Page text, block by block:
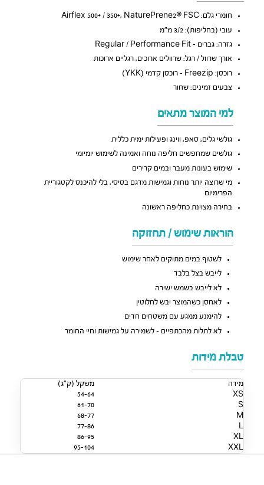
חומרי גלם: Airflex 500+ / 350+, NaturePrene2® FSC
עובי (בחליפות): 3/2 מ״מ
גזרה: גברים – Regular / Performance Fit
אורך שרוול / רגל: שרוולים ארוכים, רגליים ארוכות
רוכסן: Freezip – רוכסן קדמי (YKK)
צבעים זמינים: שחור
למי המוצר מתאים
גולשי גלים, סאפ, ווינג ופעילות ימית כללית
גולשים שמחפשים חליפה נוחה ואמינה לשימוש יומיומי
שימוש בעונות מעבר ובמים קרירים
מי שרוצה יותר נוחות וגמישות מדגם בסיסי, בלי להיכנס לקטגוריית
הפרימיום
בחירה מצוינת כחליפה ראשונה
הוראות שימוש / תחזוקה
לשטוף במים מתוקים לאחר שימוש
לייבש בצל בלבד
לא לייבש בשמש ישירה
לאחסן כשהמוצר יבש לחלוטין
להימנע ממגע עם משטחים חדים
לא לתלות מהכתפיים – לשמירה על גמישות וחיי החומר
טבלת מידות
מידה
משקל (ק״ג)
XS
54-64
S
61-70
M
68-77
L
77-86
XL
86-95
XXL
95-104